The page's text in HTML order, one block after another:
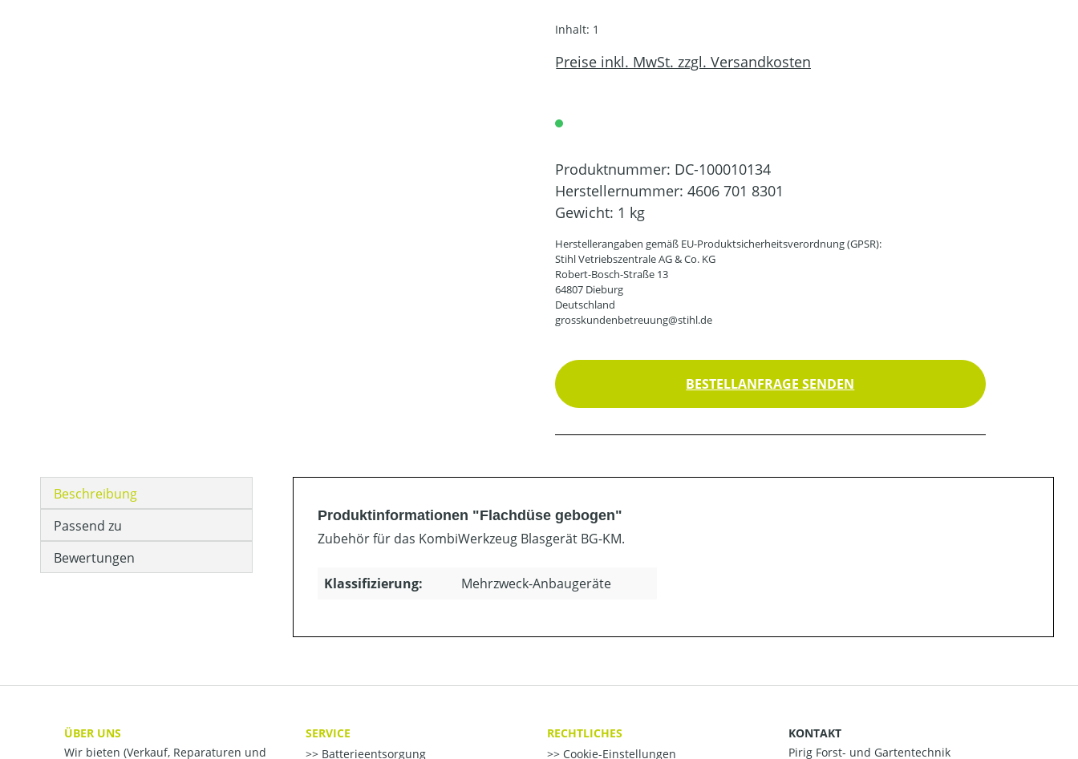
Inhalt: 1
Preise inkl. MwSt. zzgl. Versandkosten
Produktnummer: DC-100010134
Herstellernummer: 4606 701 8301
Gewicht: 1 kg
Herstellerangaben gemäß EU-Produktsicherheitsverordnung (GPSR):
Stihl Vetriebszentrale AG & Co. KG
Robert-Bosch-Straße 13
64807 Dieburg
Deutschland
grosskundenbetreuung@stihl.de
BESTELLANFRAGE SENDEN
Beschreibung
Passend zu
Bewertungen
Produktinformationen "Flachdüse gebogen"
Zubehör für das KombiWerkzeug Blasgerät BG-KM.
Klassifizierung: Mehrzweck-Anbaugeräte
ÜBER UNS
Wir bieten (Verkauf, Reparaturen und
SERVICE
Batterieentsorgung
RECHTLICHES
Cookie-Einstellungen
KONTAKT
Pirig Forst- und Gartentechnik